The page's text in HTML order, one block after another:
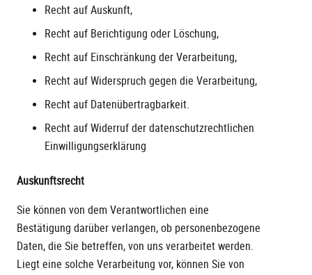
Recht auf Auskunft,
Recht auf Berichtigung oder Löschung,
Recht auf Einschränkung der Verarbeitung,
Recht auf Widerspruch gegen die Verarbeitung,
Recht auf Datenübertragbarkeit.
Recht auf Widerruf der datenschutzrechtlichen
Einwilligungserklärung
Auskunftsrecht
Sie können von dem Verantwortlichen eine
Bestätigung darüber verlangen, ob personenbezogene
Daten, die Sie betreffen, von uns verarbeitet werden.
Liegt eine solche Verarbeitung vor, können Sie von